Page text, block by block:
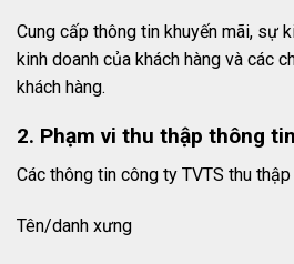
Cung cấp thông tin khuyến mãi, sự
kinh doanh của khách hàng và các
khách hàng.
2. Phạm vi thu thập thông tin
Các thông tin công ty TVTS thu
Tên/danh xưng